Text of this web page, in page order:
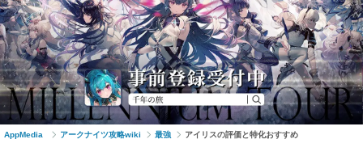
AppMedia アークナイツ攻略wiki 最強 アイリスの評価と特化おすすめ